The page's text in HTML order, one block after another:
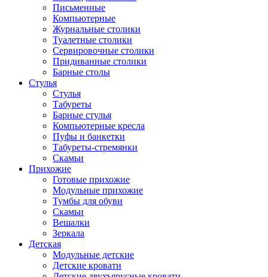
Письменные
Компьютерные
Журнальные столики
Туалетные столики
Сервировочные столики
Придиванные столики
Барные столы
Стулья
Стулья
Табуреты
Барные стулья
Компьютерные кресла
Пуфы и банкетки
Табуреты-стремянки
Скамьи
Прихожие
Готовые прихожие
Модульные прихожие
Тумбы для обуви
Скамьи
Вешалки
Зеркала
Детская
Модульные детские
Детские кровати